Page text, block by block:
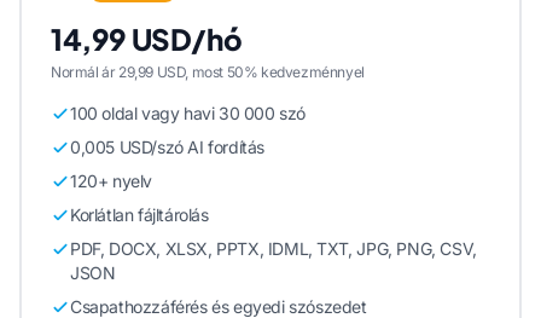
14,99 USD/hó
Normál ár 29,99 USD, most 50% kedvezménnyel
100 oldal vagy havi 30 000 szó
0,005 USD/szó AI fordítás
120+ nyelv
Korlátlan fájltárolás
PDF, DOCX, XLSX, PPTX, IDML, TXT, JPG, PNG, CSV,
JSON
Csapathozzáférés és egyedi szószedet